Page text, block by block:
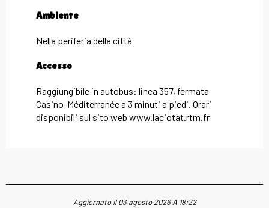
Ambiente
Ambiente
Nella periferia della città
Accesso
Accesso
Raggiungibile in autobus: linea 357, fermata
Casino-Méditerranée a 3 minuti a piedi. Orari
disponibili sul sito web www.laciotat.rtm.fr
Aggiornato il 03 agosto 2026 A 18:22